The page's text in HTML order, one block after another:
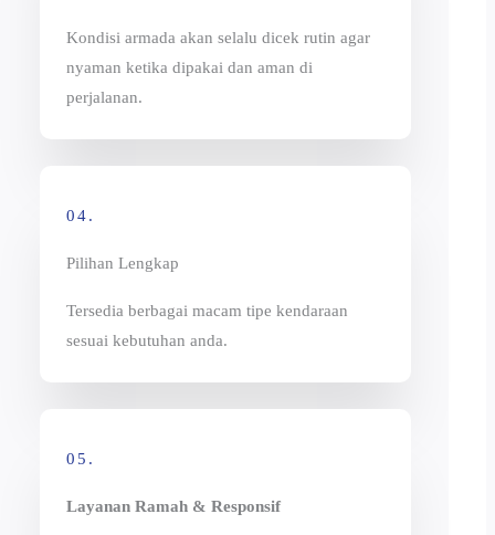
Kondisi armada akan selalu dicek rutin agar
nyaman ketika dipakai dan aman di
perjalanan.
04.
Pilihan Lengkap
Tersedia berbagai macam tipe kendaraan
sesuai kebutuhan anda.
05.
Layanan Ramah & Responsif